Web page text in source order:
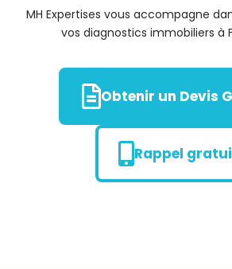
MH Expertises vous accompagne
vos diagnostics immobiliers à
Obtenir un Devis
Rappel